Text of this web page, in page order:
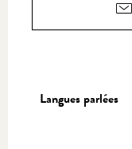
Langues parlées
Langues parlées